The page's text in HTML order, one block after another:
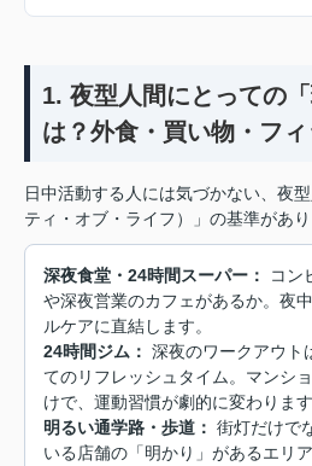
1. 夜型人間にとっての
は？外食・買い物・フ
日中活動する人には気づかない、夜
ティ・オブ・ライフ）」の基準があり
深夜食堂・24時間スーパー：
コン
や深夜営業のカフェがあるか。夜
ルケアに直結します。
24時間ジム： 深夜のワークアウト
てのリフレッシュタイム。マンシ
けで、運動習慣が劇的に変わります
明るい通学路・歩道： 街灯だけで
いる店舗の「明かり」があるエリ